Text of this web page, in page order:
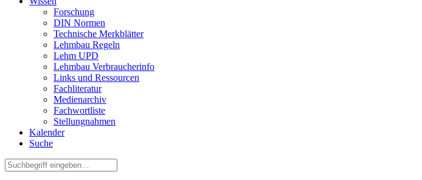
Forschung
DIN Normen
Technische Merkblätter
Lehmbau Regeln
Lehm UPD
Lehmbau Verbraucherinfo
Links und Ressourcen
Fachliteratur
Medienarchiv
Fachwortliste
Stellungnahmen
Kalender
Suche